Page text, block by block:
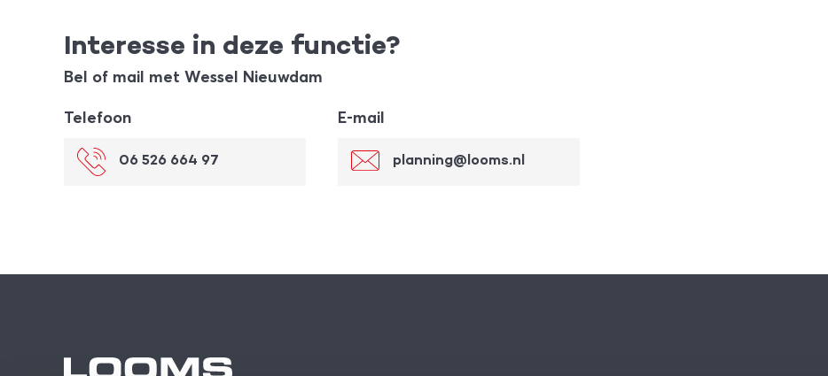
Interesse in deze functie?
Bel of mail met Wessel Nieuwdam
Telefoon
06 526 664 97
E-mail
planning@looms.nl